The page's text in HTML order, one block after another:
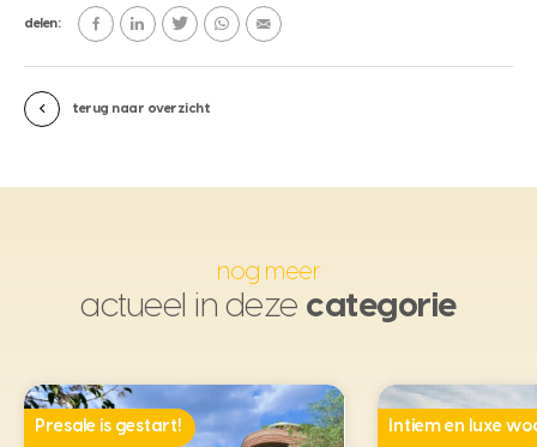
delen:
terug naar overzicht
nog meer
actueel in deze categorie
Presale is gestart! Intiem en luxe